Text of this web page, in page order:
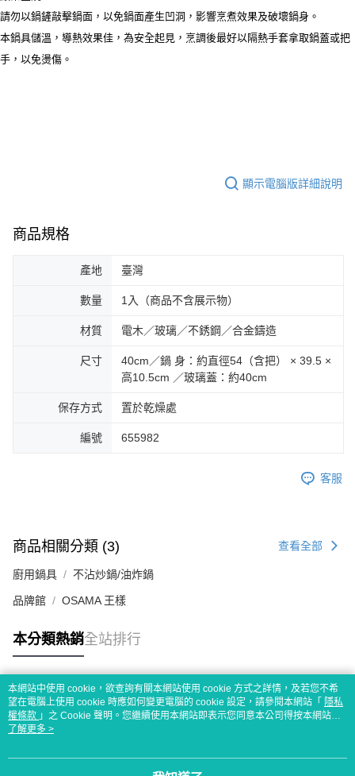
請勿以鍋鏟敲擊鍋面，以免鍋面產生凹洞，影響烹煮效果及破壞鍋身。
本鍋具儲溫，導熱效果佳，為安全起見，烹調後最好以隔熱手套拿取鍋蓋或把
手，以免燙傷。
顯示電腦版詳細說明
商品規格
產地 臺灣
數量 1入（商品不含展示物）
材質 電木／玻璃／不銹鋼／合金鑄造
尺寸
40cm／鍋 身：約直徑54（含把） × 39.5 ×
高10.5cm ／玻璃蓋：約40cm
保存方式 置於乾燥處
編號 655982
客服
商品相關分類 (3) 查看全部
廚用鍋具 不沾炒鍋/油炸鍋
品牌館 OSAMA 王樣
本分類熱銷全站排行
熱門標籤
本網站中使用 cookie，欲查詢有關本網站使用 cookie 方式之詳情，及若您不希
望在電腦上使用 cookie 時應如何變更電腦的 cookie 設定，請參閱本網站「 隱私
權條款 」之 Cookie 聲明。您繼續使用本網站即表示您同意本公司得按本網站使
用條款之 Cookie 聲明使用 cookie。
了解更多 >